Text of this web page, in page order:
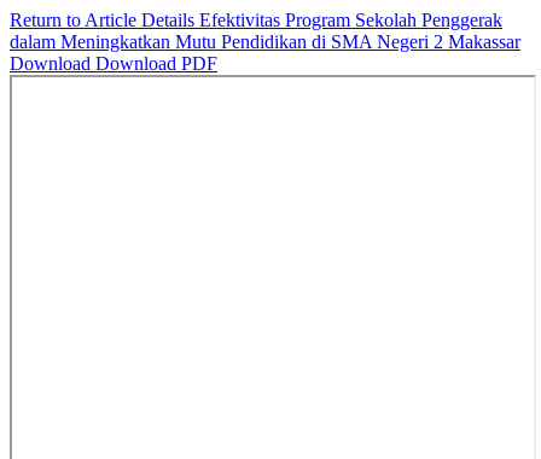
Return to Article Details Efektivitas Program Sekolah Penggerak
dalam Meningkatkan Mutu Pendidikan di SMA Negeri 2 Makassar
Download Download PDF